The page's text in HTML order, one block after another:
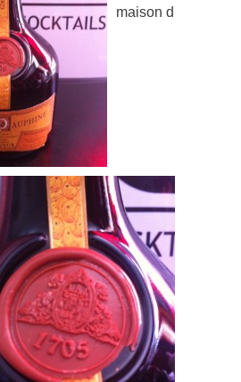
maison d